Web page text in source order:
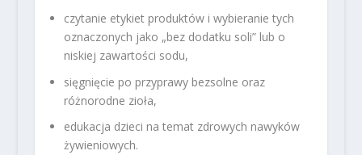
czytanie etykiet produktów i wybieranie tych
oznaczonych jako „bez dodatku soli” lub o
niskiej zawartości sodu,
sięgnięcie po przyprawy bezsolne oraz
różnorodne zioła,
edukacja dzieci na temat zdrowych nawyków
żywieniowych.